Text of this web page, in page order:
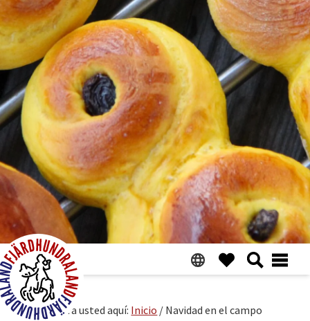
Se encuentra usted aquí: Inicio / Navidad en el campo